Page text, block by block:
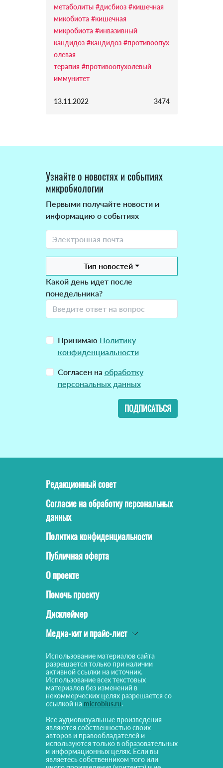
метаболиты #дисбиоз #кишечная
микобиота #кишечная
микробиота #инвазивный
кандидоз #кандидоз #противоопух
олевая
терапия #противоопухолевый
иммунитет
13.11.2022 3474
Узнайте о новостях и событиях
микробиологии
Первыми получайте новости и
информацию о событиях
Тип новостей
Какой день идет после
понедельника?
Принимаю Политику
конфиденциальности
Согласен на обработку
персональных данных
ПОДПИСАТЬСЯ
Редакционный совет
Согласие на обработку персональных
данных
Политика конфиденциальности
Публичная оферта
О проекте
Помочь проекту
Дисклеймер
Медиа-кит и прайс-лист
Использование материалов сайта
разрешается только при наличии
активной ссылки на источник.
Использование всех текстовых
материалов без изменений в
некоммерческих целях разрешается со
ссылкой на microbius.ru.
Все аудиовизуальные произведения
являются собственностью своих
авторов и правообладателей и
используются только в образовательных
и информационных целях. Если вы
являетесь собственником того или